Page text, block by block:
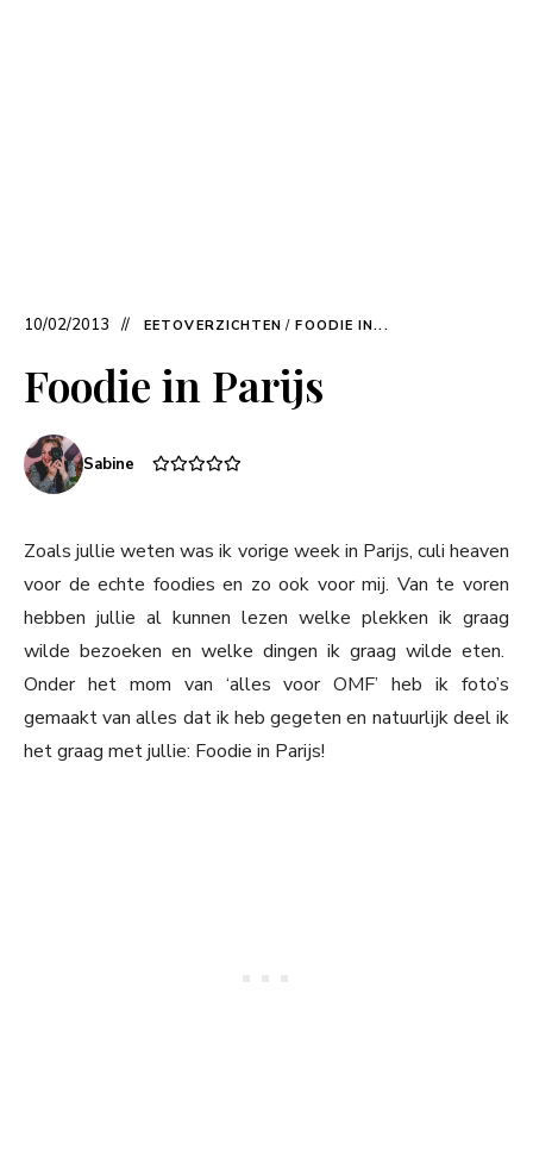
10/02/2013 EETOVERZICHTEN / FOODIE IN...
Foodie in Parijs
Sabine
Zoals jullie weten was ik vorige week in Parijs, culi heaven
voor de echte foodies en zo ook voor mij. Van te voren
hebben jullie al kunnen lezen welke plekken ik graag
wilde bezoeken en welke dingen ik graag wilde eten.
Onder het mom van ‘alles voor OMF’ heb ik foto’s
gemaakt van alles dat ik heb gegeten en natuurlijk deel ik
het graag met jullie: Foodie in Parijs!